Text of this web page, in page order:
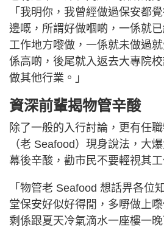
「我明你，我曾經做過保安都
邊嘅，所謂好做嗰啲，一係就
工作地方嚟做，一係就未做過
係高啲，後尾就入返去大專院
做其他行業。」
資深前輩揭物管辛酸
除了一般的入行討論，更有任
（老 Seafood）現身說法，大
幕後辛酸，勸市民不要輕視其工
「物管老 Seafood 想話畀各位
堂保安好似好得閒，多嘢做上
剩係跟夏天冷氣滴水一座樓一